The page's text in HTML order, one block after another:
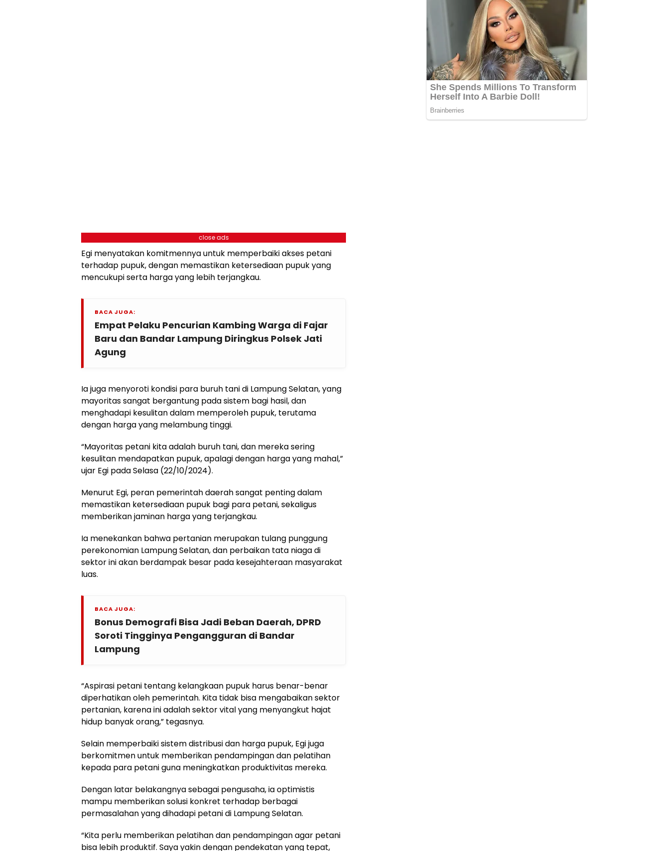
close ads
Egi menyatakan komitmennya untuk memperbaiki akses petani
terhadap pupuk, dengan memastikan ketersediaan pupuk yang
mencukupi serta harga yang lebih terjangkau.
BACA JUGA:
Empat Pelaku Pencurian Kambing Warga di Fajar
Baru dan Bandar Lampung Diringkus Polsek Jati
Agung
Ia juga menyoroti kondisi para buruh tani di Lampung Selatan, yang
mayoritas sangat bergantung pada sistem bagi hasil, dan
menghadapi kesulitan dalam memperoleh pupuk, terutama
dengan harga yang melambung tinggi.
“Mayoritas petani kita adalah buruh tani, dan mereka sering
kesulitan mendapatkan pupuk, apalagi dengan harga yang mahal,”
ujar Egi pada Selasa (22/10/2024).
Menurut Egi, peran pemerintah daerah sangat penting dalam
memastikan ketersediaan pupuk bagi para petani, sekaligus
memberikan jaminan harga yang terjangkau.
Ia menekankan bahwa pertanian merupakan tulang punggung
perekonomian Lampung Selatan, dan perbaikan tata niaga di
sektor ini akan berdampak besar pada kesejahteraan masyarakat
luas.
BACA JUGA:
Bonus Demografi Bisa Jadi Beban Daerah, DPRD
Soroti Tingginya Pengangguran di Bandar
Lampung
“Aspirasi petani tentang kelangkaan pupuk harus benar-benar
diperhatikan oleh pemerintah. Kita tidak bisa mengabaikan sektor
pertanian, karena ini adalah sektor vital yang menyangkut hajat
hidup banyak orang,” tegasnya.
Selain memperbaiki sistem distribusi dan harga pupuk, Egi juga
berkomitmen untuk memberikan pendampingan dan pelatihan
kepada para petani guna meningkatkan produktivitas mereka.
Dengan latar belakangnya sebagai pengusaha, ia optimistis
mampu memberikan solusi konkret terhadap berbagai
permasalahan yang dihadapi petani di Lampung Selatan.
“Kita perlu memberikan pelatihan dan pendampingan agar petani
bisa lebih produktif. Saya yakin dengan pendekatan yang tepat,